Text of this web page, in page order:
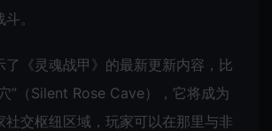
。
了《灵魂战甲》的最新更新内容，比
”（Silent Rose Cave），它将成为
社交枢纽区域，玩家可以在那里与非